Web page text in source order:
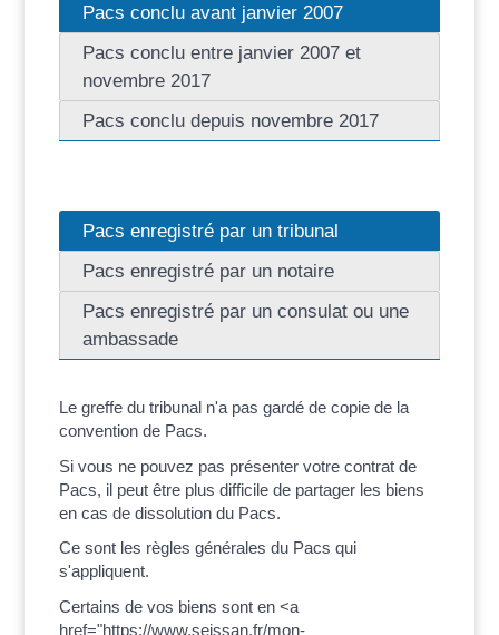
Pacs conclu avant janvier 2007
Pacs conclu entre janvier 2007 et
novembre 2017
Pacs conclu depuis novembre 2017
Pacs enregistré par un tribunal
Pacs enregistré par un notaire
Pacs enregistré par un consulat ou une
ambassade
Le greffe du tribunal n'a pas gardé de copie de la
convention de Pacs.
Si vous ne pouvez pas présenter votre contrat de
Pacs, il peut être plus difficile de partager les biens
en cas de dissolution du Pacs.
Ce sont les règles générales du Pacs qui
s'appliquent.
Certains de vos biens sont en <a
href="https://www.seissan.fr/mon-